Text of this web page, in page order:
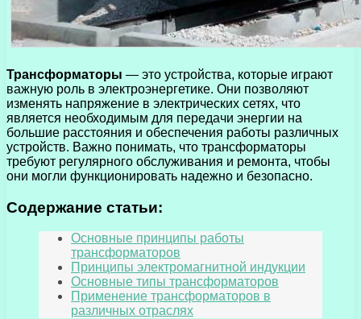
Трансформаторы — это устройства, которые играют
важную роль в электроэнергетике. Они позволяют
изменять напряжение в электрических сетях, что
является необходимым для передачи энергии на
большие расстояния и обеспечения работы различных
устройств. Важно понимать, что трансформаторы
требуют регулярного обслуживания и ремонта, чтобы
они могли функционировать надежно и безопасно.
Содержание статьи:
Основные принципы работы
трансформаторов
Принципы электромагнитной индукции
Основные типы трансформаторов
Применение трансформаторов в
различных отраслях